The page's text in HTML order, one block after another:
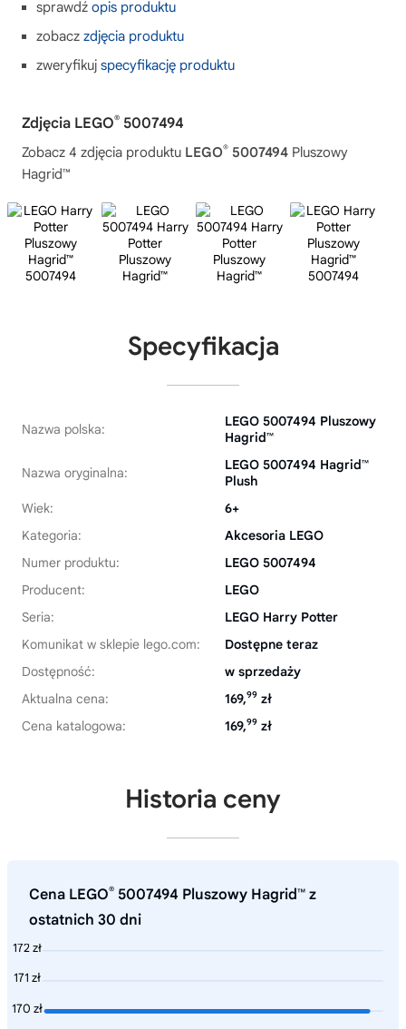
sprawdź opis produktu
zobacz zdjęcia produktu
zweryfikuj specyfikację produktu
Zdjęcia LEGO® 5007494
Zobacz 4 zdjęcia produktu LEGO® 5007494 Pluszowy
Hagrid™
Specyfikacja
Nazwa polska:
LEGO 5007494 Pluszowy
Hagrid™
Nazwa oryginalna:
LEGO 5007494 Hagrid™
Plush
Wiek:
6+
Kategoria:
Akcesoria LEGO
Numer produktu:
LEGO 5007494
Producent:
LEGO
Seria:
LEGO Harry Potter
Komunikat w sklepie lego.com:
Dostępne teraz
Dostępność:
w sprzedaży
Aktualna cena:
169,99 zł
Cena katalogowa:
169,99 zł
Historia ceny
Cena LEGO® 5007494 Pluszowy Hagrid™ z
ostatnich 30 dni
172 zł
171 zł
170 zł